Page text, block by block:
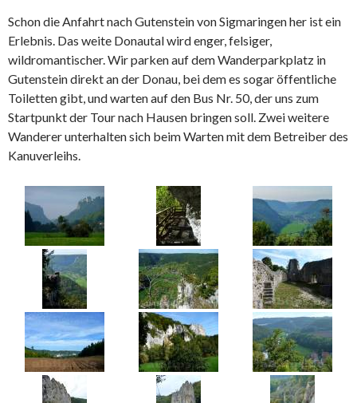
Schon die Anfahrt nach Gutenstein von Sigmaringen her ist ein
Erlebnis. Das weite Donautal wird enger, felsiger,
wildromantischer. Wir parken auf dem Wanderparkplatz in
Gutenstein direkt an der Donau, bei dem es sogar öffentliche
Toiletten gibt, und warten auf den Bus Nr. 50, der uns zum
Startpunkt der Tour nach Hausen bringen soll. Zwei weitere
Wanderer unterhalten sich beim Warten mit dem Betreiber des
Kanuverleihs.